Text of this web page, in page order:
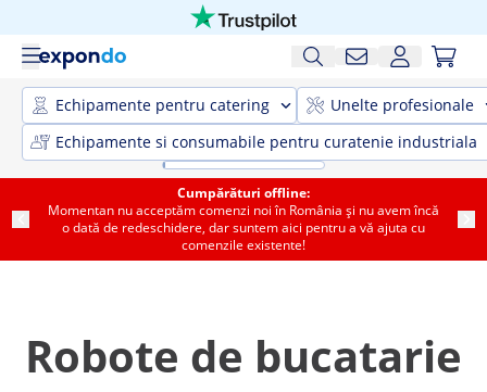
Echipamente pentru catering
Unelte profesionale
Echipamente si consumabile pentru curatenie industriala
Cumpărături offline:
Momentan nu acceptăm comenzi noi în România și nu avem încă
o dată de redeschidere, dar suntem aici pentru a vă ajuta cu
comenzile existente!
Robote de bucatarie